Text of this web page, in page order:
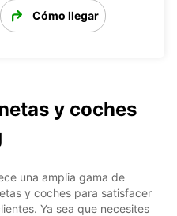
Cómo llegar
y coches
una amplia gama de
y coches para satisfacer
Ya sea que necesites